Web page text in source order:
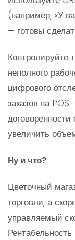
(например, «У
— готовы
Контролируйте
неполного
цифрового
заказов на
увеличить
Ну и что?
Цветочный
торговли, а
управляемый